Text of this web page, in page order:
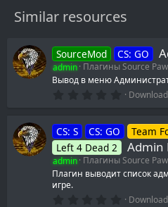
Similar resources
SourceMod CS: GO
admin Плагины Source
Вывод в меню
0
0
s
t
a
r
(
CS: S CS: GO Team
Left 4 Dead 2
Admin
admin Плагины Source
Плагин выводит список
игре.
0